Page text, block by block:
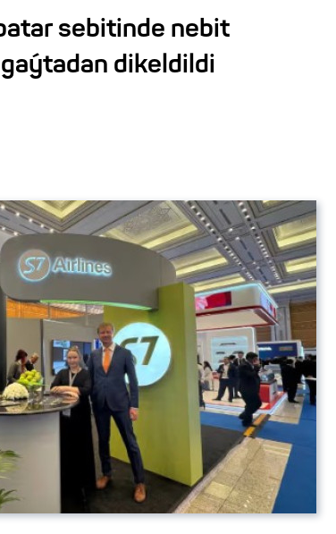
sebitinde nebit
dikeldildi